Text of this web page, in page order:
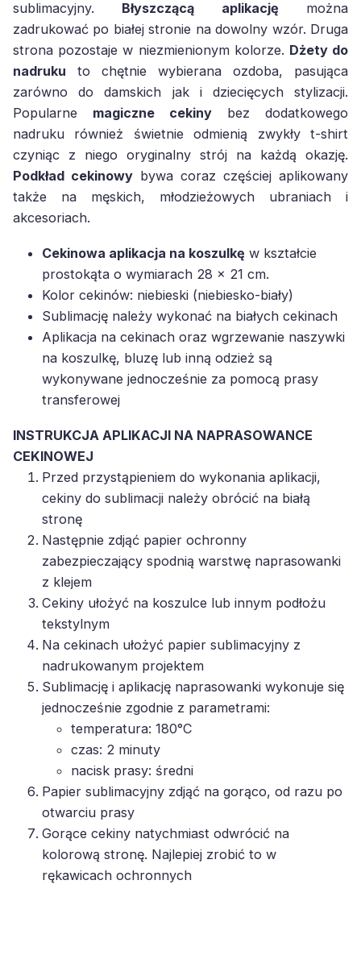
sublimacyjny. Błyszczącą aplikację można
zadrukować po białej stronie na dowolny wzór. Druga
strona pozostaje w niezmienionym kolorze. Dżety do
nadruku to chętnie wybierana ozdoba, pasująca
zarówno do damskich jak i dziecięcych stylizacji.
Popularne magiczne cekiny bez dodatkowego
nadruku również świetnie odmienią zwykły t-shirt
czyniąc z niego oryginalny strój na każdą okazję.
Podkład cekinowy bywa coraz częściej aplikowany
także na męskich, młodzieżowych ubraniach i
akcesoriach.
Cekinowa aplikacja na koszulkę w kształcie
prostokąta o wymiarach 28 x 21 cm.
Kolor cekinów: niebieski (niebiesko-biały)
Sublimację należy wykonać na białych cekinach
Aplikacja na cekinach oraz wgrzewanie naszywki
na koszulkę, bluzę lub inną odzież są
wykonywane jednocześnie za pomocą prasy
transferowej
INSTRUKCJA APLIKACJI NA NAPRASOWANCE
CEKINOWEJ
Przed przystąpieniem do wykonania aplikacji,
cekiny do sublimacji należy obrócić na białą
stronę
Następnie zdjąć papier ochronny
zabezpieczający spodnią warstwę naprasowanki
z klejem
Cekiny ułożyć na koszulce lub innym podłożu
tekstylnym
Na cekinach ułożyć papier sublimacyjny z
nadrukowanym projektem
Sublimację i aplikację naprasowanki wykonuje się
jednocześnie zgodnie z parametrami:
temperatura: 180°C
czas: 2 minuty
nacisk prasy: średni
Papier sublimacyjny zdjąć na gorąco, od razu po
otwarciu prasy
Gorące cekiny natychmiast odwrócić na
kolorową stronę. Najlepiej zrobić to w
rękawicach ochronnych